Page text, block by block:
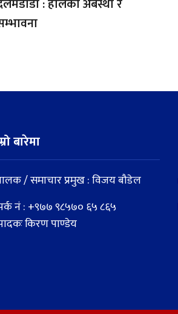
: हालको अबस्था र
बारेमा
/ समाचार प्रमुख : विजय बौडेल
नं : +९७७ ९८५७० ६५ ८६५
किरण पाण्डेय